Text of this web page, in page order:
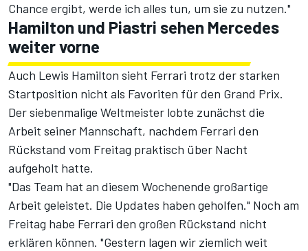
Chance ergibt, werde ich alles tun, um sie zu nutzen."
Hamilton und Piastri sehen Mercedes
weiter vorne
Auch Lewis Hamilton sieht Ferrari trotz der starken
Startposition nicht als Favoriten für den Grand Prix.
Der siebenmalige Weltmeister lobte zunächst die
Arbeit seiner Mannschaft, nachdem Ferrari den
Rückstand vom Freitag praktisch über Nacht
aufgeholt hatte.
"Das Team hat an diesem Wochenende großartige
Arbeit geleistet. Die Updates haben geholfen." Noch am
Freitag habe Ferrari den großen Rückstand nicht
erklären können. "Gestern lagen wir ziemlich weit